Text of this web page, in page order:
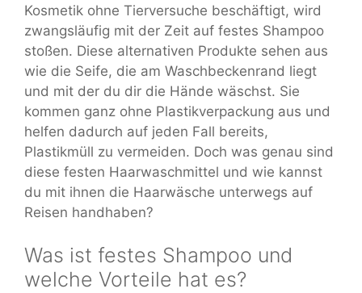
Kosmetik ohne Tierversuche beschäftigt, wird
zwangsläufig mit der Zeit auf festes Shampoo
stoßen. Diese alternativen Produkte sehen aus
wie die Seife, die am Waschbeckenrand liegt
und mit der du dir die Hände wäschst. Sie
kommen ganz ohne Plastikverpackung aus und
helfen dadurch auf jeden Fall bereits,
Plastikmüll zu vermeiden. Doch was genau sind
diese festen Haarwaschmittel und wie kannst
du mit ihnen die Haarwäsche unterwegs auf
Reisen handhaben?
Was ist festes Shampoo und
welche Vorteile hat es?